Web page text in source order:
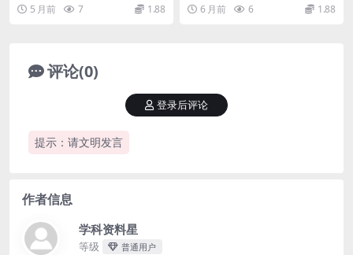
析 大家好，我是...
5 月前 7 1.88
是学科星。在一...
6 月前 6 1.88
评论(0)
提示：请文明发言
登录后评论
作者信息
学科资料星
等级 普通用户